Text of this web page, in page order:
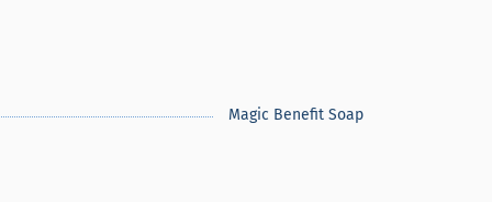
Magic Benefit Soap